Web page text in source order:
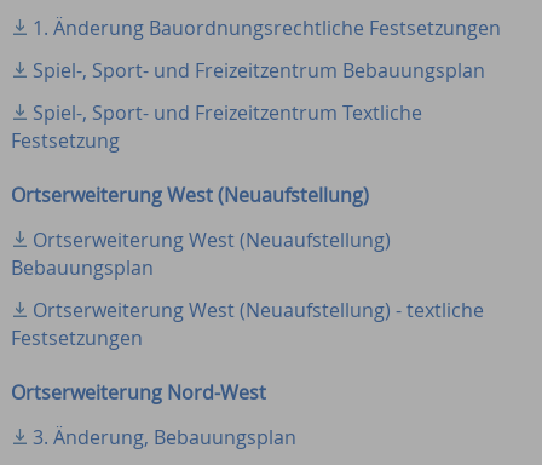
1. Änderung Bauordnungsrechtliche Festsetzungen
Spiel-, Sport- und Freizeitzentrum Bebauungsplan
Spiel-, Sport- und Freizeitzentrum Textliche
Festsetzung
Ortserweiterung West (Neuaufstellung)
Ortserweiterung West (Neuaufstellung)
Bebauungsplan
Ortserweiterung West (Neuaufstellung) - textliche
Festsetzungen
Ortserweiterung Nord-West
3. Änderung, Bebauungsplan